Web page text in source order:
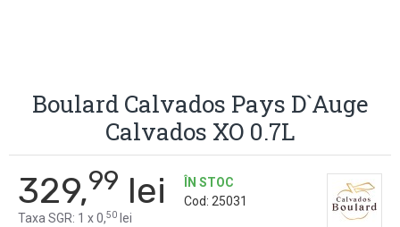
Boulard Calvados Pays D`Auge
Calvados XO 0.7L
329,99 lei
Taxa SGR: 1 x 0,50 lei
ÎN STOC
Cod: 25031